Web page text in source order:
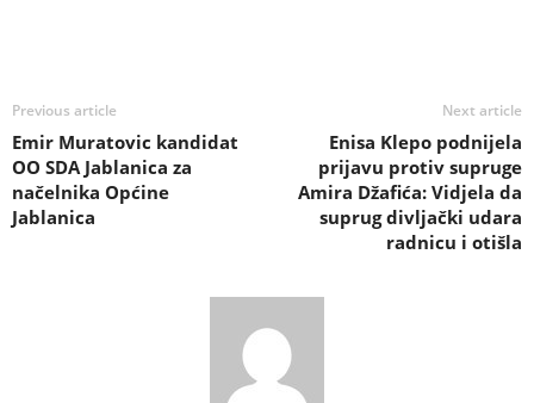
Previous article
Emir Muratovic kandidat
OO SDA Jablanica za
načelnika Općine
Jablanica
Next article
Enisa Klepo podnijela
prijavu protiv supruge
Amira Džafića: Vidjela da
suprug divljački udara
radnicu i otišla